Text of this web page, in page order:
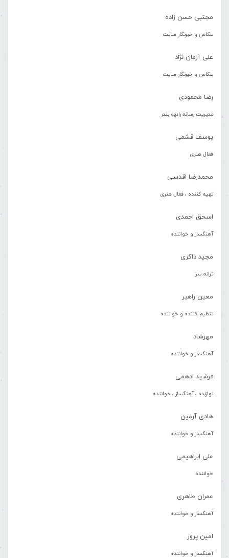
مجتبی حسن زاده
عکاس و خبرنگار سایت
علی آرمان نژاد
عکاس و خبرنگار سایت
رضا محمودی
مدیریت رسانه رادیو بندر
یوسف قشمی
فعال هنری
محمدرضا اقدسی
تهیه کننده ، فعال هنری
اسحق احمدی
آهنگساز و خواننده
مجید ذاکری
ترانه سرا
معین راهبر
تنظیم کننده و خواننده
مهرشاد
آهنگساز و خواننده
فرشید ادهمی
نوازنده ، آهنگساز ، خواننده
هادی آرمین
آهنگساز و خواننده
علی ابراهیمی
خواننده
عمران طاهری
آهنگساز و خواننده
امین پرور
آهنگساز و خواننده